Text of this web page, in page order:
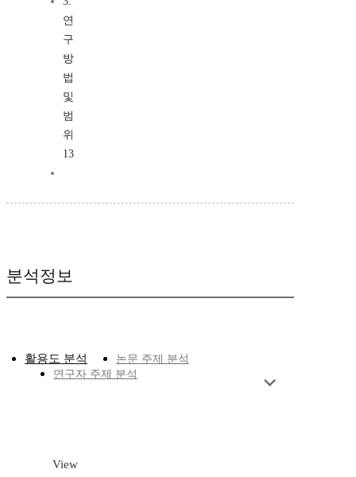
연
구
방
법
및
범
위
13
분석정보
활용도 분석
논문 주제 분석
연구자 주제 분석
View